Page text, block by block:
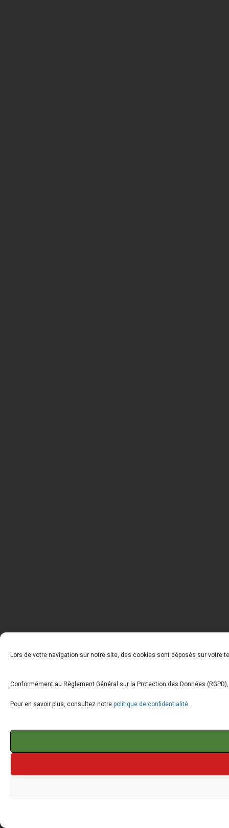
Lors de votre navigation sur notre site, des cookies sont déposés sur votre
Conformément au Règlement Général sur la Protection des Données
Pour en savoir plus, consultez notre politique de confidentialité.